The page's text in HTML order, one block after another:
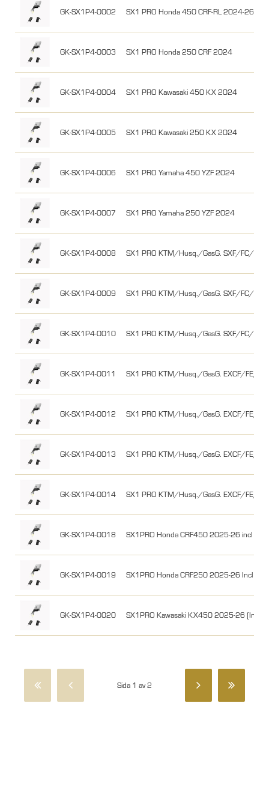
GK-SX1P4-0002 SX1 PRO Honda 450 CRF-RL 2024-26
GK-SX1P4-0003 SX1 PRO Honda 250 CRF 2024
GK-SX1P4-0004 SX1 PRO Kawasaki 450 KX 2024
GK-SX1P4-0005 SX1 PRO Kawasaki 250 KX 2024
GK-SX1P4-0006 SX1 PRO Yamaha 450 YZF 2024
GK-SX1P4-0007 SX1 PRO Yamaha 250 YZF 2024
GK-SX1P4-0008 SX1 PRO KTM/Husq./GasG. SXF/FC/
GK-SX1P4-0009 SX1 PRO KTM/Husq./GasG. SXF/FC/
GK-SX1P4-0010 SX1 PRO KTM/Husq./GasG. SXF/FC/
GK-SX1P4-0011 SX1 PRO KTM/Husq./GasG. EXCF/FE/
GK-SX1P4-0012 SX1 PRO KTM/Husq./GasG. EXCF/FE/
GK-SX1P4-0013 SX1 PRO KTM/Husq./GasG. EXCF/FE/
GK-SX1P4-0014 SX1 PRO KTM/Husq./GasG. EXCF/FE/
GK-SX1P4-0018 SX1PRO Honda CRF450 2025-26 incl Kill
GK-SX1P4-0019 SX1PRO Honda CRF250 2025-26 Incl Kill
GK-SX1P4-0020 SX1PRO Kawasaki KX450 2025-26 (Incl
Sida 1 av 2